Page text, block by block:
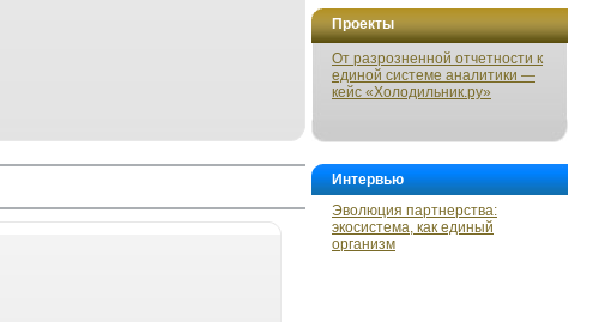
Проекты
От разрозненной отчетности к
единой системе аналитики —
кейс «Холодильник.ру»
Интервью
Эволюция партнерства:
экосистема, как единый
организм